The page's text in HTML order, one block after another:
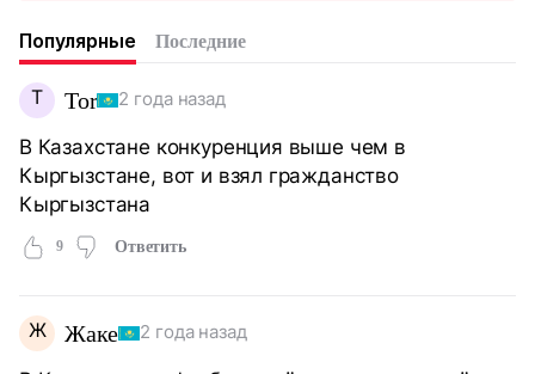
Популярные Последние
T Tor 2 года назад
В Казахстане конкуренция выше чем в
Кыргызстане, вот и взял гражданство
Кыргызстана
9 Ответить
Ж Жаке 2 года назад